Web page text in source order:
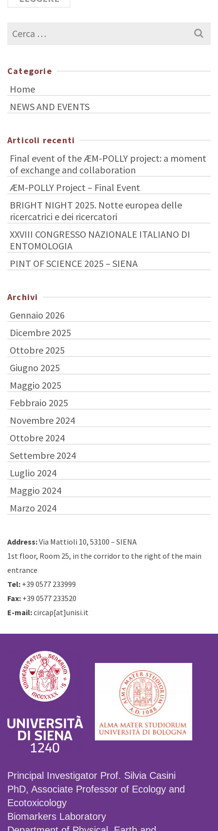
Cerca
per:
Categorie
Home
NEWS AND EVENTS
Articoli recenti
Final event of the ÆM-POLLY project: a moment
of exchange and collaboration
ÆM-POLLY Project – Final Event
BRIGHT NIGHT 2025. Notte europea delle
ricercatrici e dei ricercatori
XXVIII CONGRESSO NAZIONALE ITALIANO DI
ENTOMOLOGIA
PINT OF SCIENCE 2025 – SIENA
Archivi
Gennaio 2026
Dicembre 2025
Ottobre 2025
Giugno 2025
Maggio 2025
Febbraio 2025
Novembre 2024
Ottobre 2024
Settembre 2024
Luglio 2024
Maggio 2024
Marzo 2024
Address:Via Mattioli 10, 53100 – SIENA
1st floor, Room 25, in the corridor to the right of the main
entrance
Tel: +39 0577 233999
Fax: +39 0577 233520
E-mail:circap[at]unisi.it
Principal Investigator Prof. Silvia Casini
PhD, Associate Professor of Ecology and
Ecotoxicology
Biomarkers Laboratory